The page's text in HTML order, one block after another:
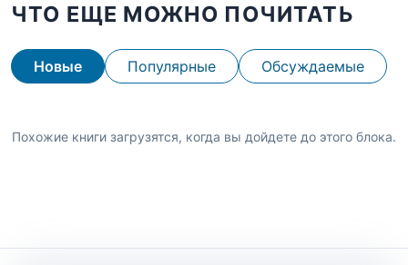
ЧТО ЕЩЕ МОЖНО ПОЧИТАТЬ
Новые Популярные Обсуждаемые
Похожие книги загрузятся, когда вы дойдете до этого блока.